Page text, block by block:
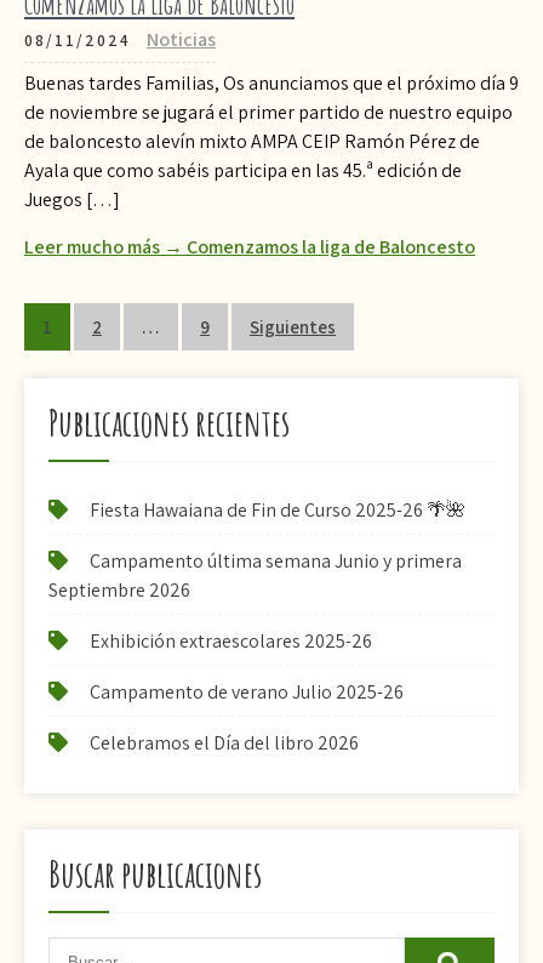
08/11/2024
Noticias
Buenas tardes Familias, Os anunciamos que el próximo día 9
de noviembre se jugará el primer partido de nuestro equipo
de baloncesto alevín mixto AMPA CEIP Ramón Pérez de
Ayala que como sabéis participa en las 45.ª edición de
Juegos […]
Leer mucho más → Comenzamos la liga de Baloncesto
Paginación
entradas
1 2 … 9 Siguientes
Publicaciones recientes
Fiesta Hawaiana de Fin de Curso 2025-26 🌴🌺
Campamento última semana Junio y primera
Septiembre 2026
Exhibición extraescolares 2025-26
Campamento de verano Julio 2025-26
Celebramos el Día del libro 2026
Buscar publicaciones